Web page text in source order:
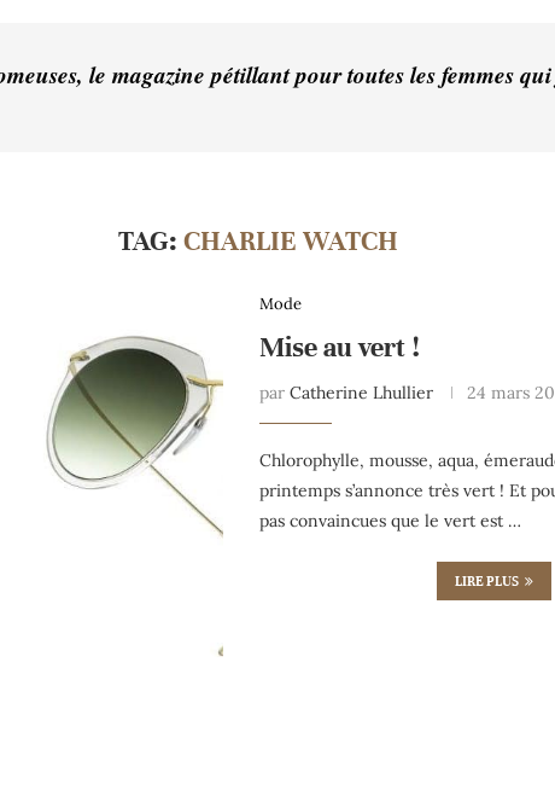
le magazine pétillant pour toutes les femmes
TAG: CHARLIE WATCH
Mode
Mise au vert !
par Catherine Lhullier 24 mars
Chlorophylle, mousse, aqua,
printemps s’annonce très vert ! Et
pas convaincues que le vert est …
LIRE PLUS